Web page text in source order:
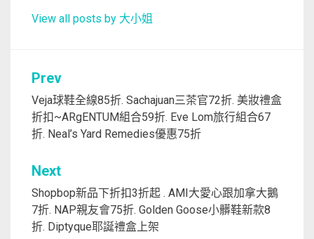
View all posts by 大小姐
文
章
導
Prev
Veja球鞋全線85折. Sachajuan三茶官72折. 美妝禮盒
折扣~ARgENTUM組合59折. Eve Lom旅行組合67
折. Neal’s Yard Remedies優惠75折
Next
Shopbop新品下折扣3折起 . AMI大愛心跟加拿大鵝
7折. NAP親友會75折. Golden Goose小髒鞋新款8
折. Diptyque耶誕禮盒上架